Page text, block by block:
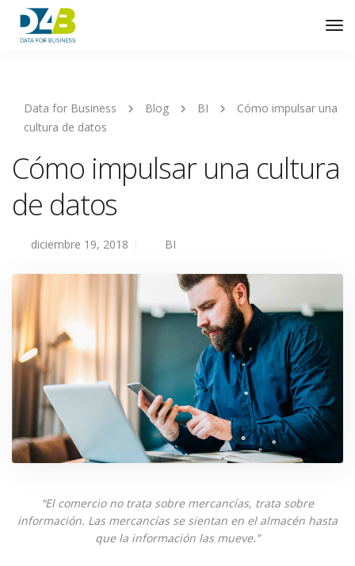
Data for Business Blog BI
Cómo impulsar una
cultura de datos
Cómo impulsar una cultura
de datos
diciembre 19, 2018 BI
“El comercio no trata sobre mercancías, trata sobre
información. Las mercancías se sientan en el almacén hasta
que la información las mueve.”